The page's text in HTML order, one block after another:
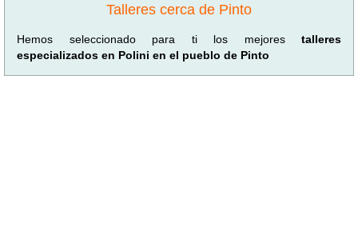
Talleres cerca de Pinto
Hemos seleccionado para ti los mejores talleres
especializados en Polini en el pueblo de Pinto